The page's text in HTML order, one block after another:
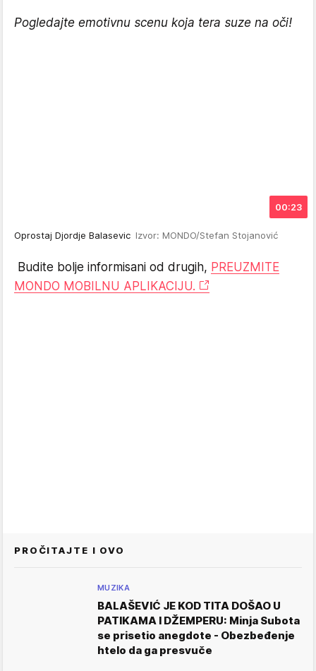
Pogledajte emotivnu scenu koja tera suze na oči!
00:23
Oprostaj Djordje Balasevic Izvor: MONDO/Stefan Stojanović
Budite bolje informisani od drugih, PREUZMITE
MONDO MOBILNU APLIKACIJU.
PROČITAJTE I OVO
MUZIKA
BALAŠEVIĆ JE KOD TITA DOŠAO U
PATIKAMA I DŽEMPERU: Minja Subota
se prisetio anegdote - Obezbeđenje
htelo da ga presvuče